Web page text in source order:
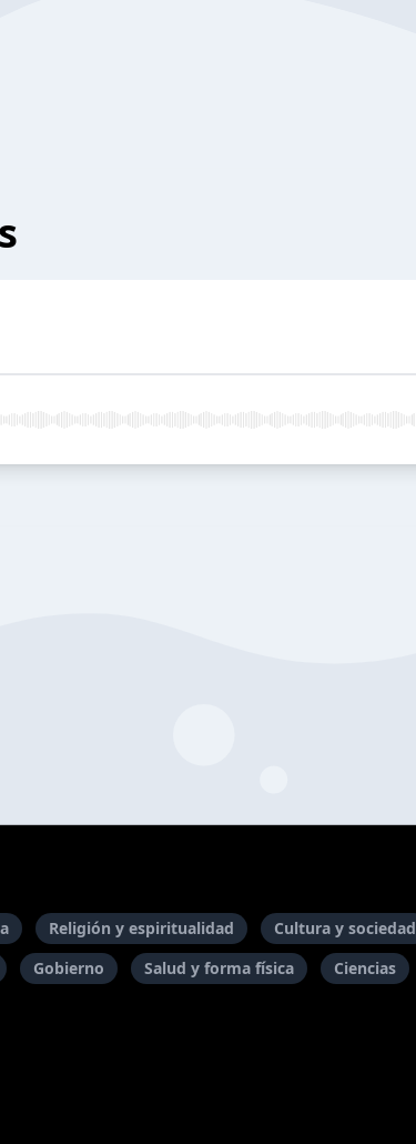
Religión y espiritualidad Cultura y sociedad
Gobierno Salud y forma física Ciencias